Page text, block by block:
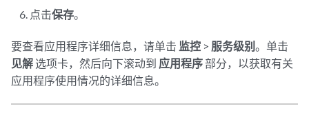
点击保存。
要查看应用程序详细信息，请单击 监控 > 服务级别 。单击
见解 选项卡，然后向下滚动到 应用程序部分，以获取有关
应用程序使用情况的详细信息。